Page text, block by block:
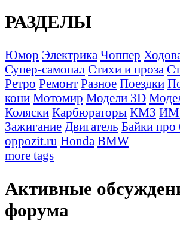
РАЗДЕЛЫ
Юмор Электрика Чоппер
Супер-самопал Стихи и проза
Ретро Ремонт Разное Поездки
кони Мотомир Модели 3D
Коляски Карбюраторы КМЗ
Зажигание Двигатель Байки про
oppozit.ru Honda BMW
more tags
Активные
форума